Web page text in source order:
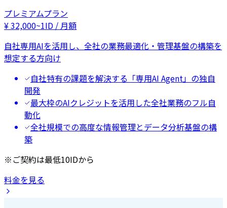
プレミアムプラン
¥32,000~1ID / 月額
自社専用AIを活用し、全社の業務最適化・管理基盤の構築を
想定する方向け
自社特有の課題を解決する「専用AI Agent」の独自
開発
最大枠のAIクレジットを活用した全社業務のフル自
動化
全社規模での高度な情報管理とデータ分析基盤の構
築
※ご契約は最低10IDから
料金を見る